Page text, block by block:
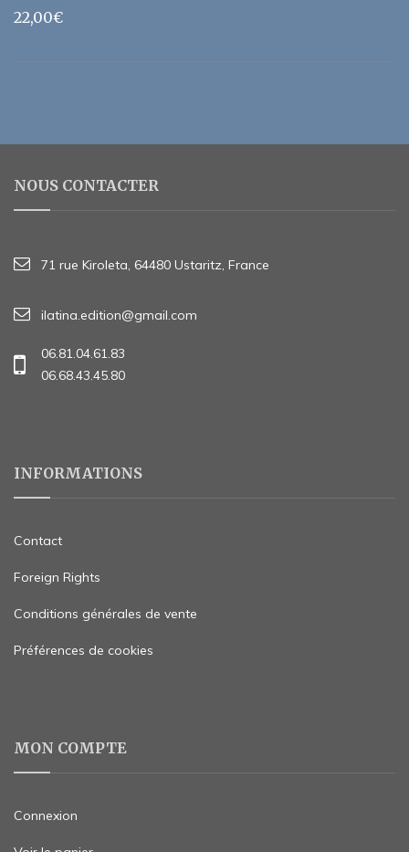
22,00€
NOUS CONTACTER
71 rue Kiroleta, 64480 Ustaritz, France
ilatina.edition@gmail.com
06.81.04.61.83
06.68.43.45.80
INFORMATIONS
Contact
Foreign Rights
Conditions générales de vente
Préférences de cookies
MON COMPTE
Connexion